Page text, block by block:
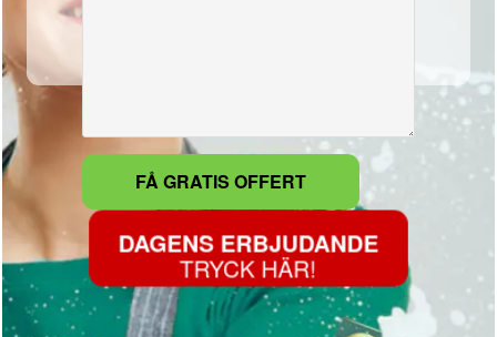
DAGENS ERBJUDANDE
TRYCK HÄR!